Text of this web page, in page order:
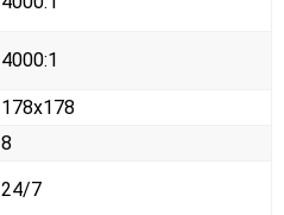
4000:1
178x178
8
24/7